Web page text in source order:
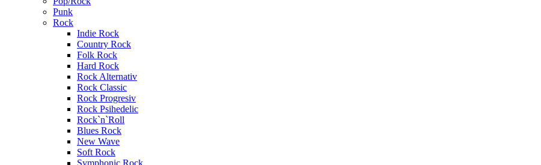
Punk
Rock
Indie Rock
Country Rock
Folk Rock
Hard Rock
Rock Alternativ
Rock Classic
Rock Progresiv
Rock Psihedelic
Rock`n`Roll
Blues Rock
New Wave
Soft Rock
Symphonic Rock